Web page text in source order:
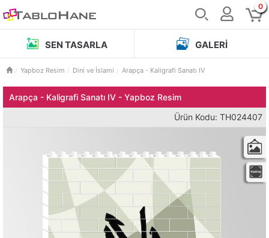
0
SEN TASARLA GALERI
Yapboz Resim Dini ve İslami Arapça - Kaligrafi Sanatı IV
Arapça - Kaligrafi Sanatı IV - Yapboz Resim
Ürün Kodu: TH024407